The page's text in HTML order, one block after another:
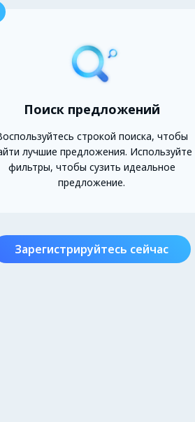
Поиск предложений
строкой поиска, чтобы
лучшие предложения. Используйте
фильтры, чтобы сузить идеальное
предложение.
Зарегистрируйтесь сейчас